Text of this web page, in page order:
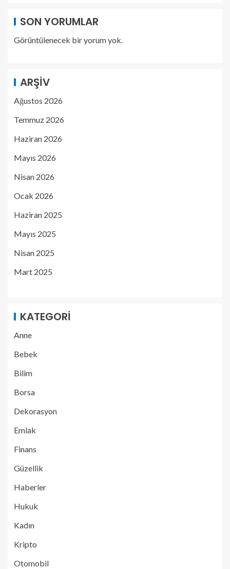
SON YORUMLAR
Görüntülenecek bir yorum yok.
ARŞIV
Ağustos 2026
Temmuz 2026
Haziran 2026
Mayıs 2026
Nisan 2026
Ocak 2026
Haziran 2025
Mayıs 2025
Nisan 2025
Mart 2025
KATEGORI
Anne
Bebek
Bilim
Borsa
Dekorasyon
Emlak
Finans
Güzellik
Haberler
Hukuk
Kadın
Kripto
Otomobil